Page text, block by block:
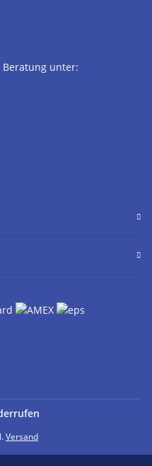
unter:
Versand